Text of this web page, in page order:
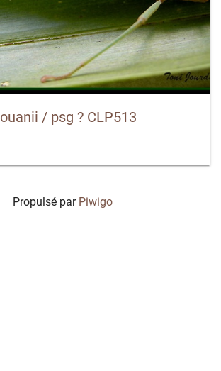
/ psg ? CLP513
Propulsé par Piwigo